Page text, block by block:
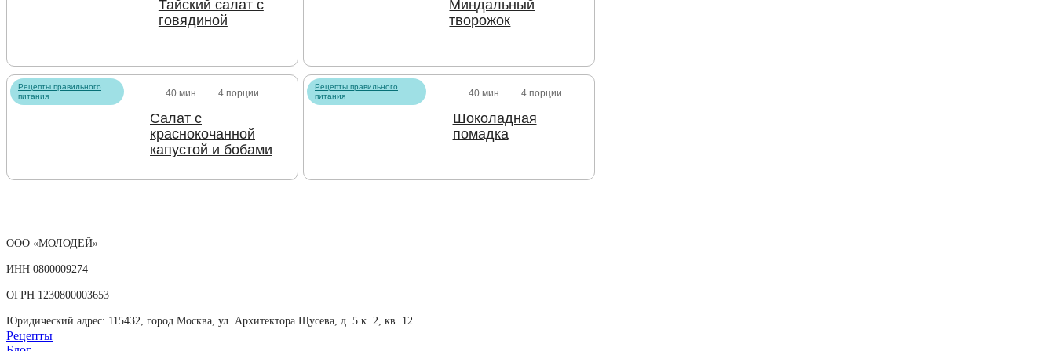
Тайский салат с
говядиной
Миндальный
творожок
Рецепты правильного
питания
40 мин 4 порции
Салат с
краснокочанной
капустой и бобами
Рецепты правильного
питания
40 мин 4 порции
Шоколадная
помадка
ООО «МОЛОДЕЙ»
ИНН 0800009274
ОГРН 1230800003653
Юридический адрес: 115432, город Москва, ул. Архитектора Щусева, д. 5 к. 2, кв. 12
Рецепты